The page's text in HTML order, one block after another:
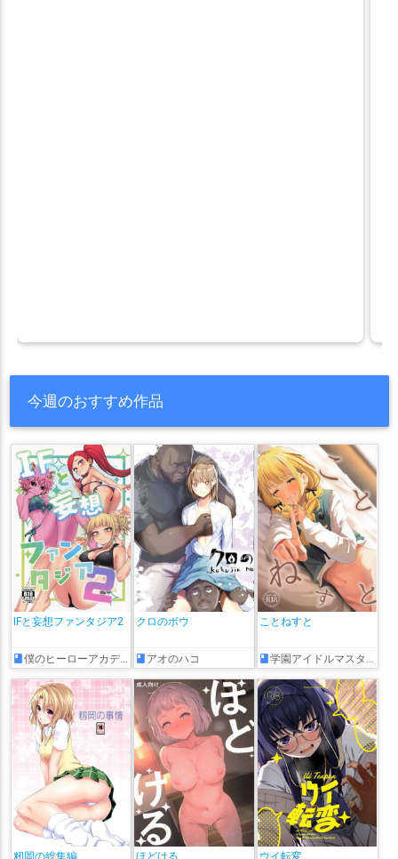
今週のおすすめ作品
IFと妄想ファンタジア2
僕のヒーローアカデミア
クロのボウ
アオのハコ
ことねすと
学園アイドルマスター
籾岡の総集編 ほどける ウイ転変